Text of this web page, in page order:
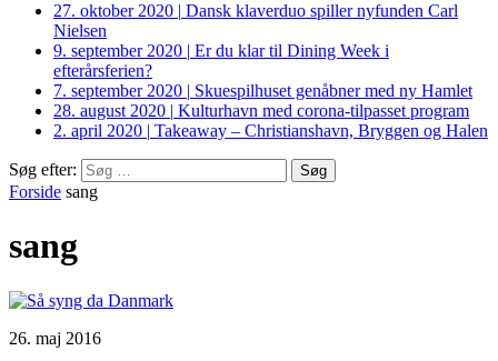
27. oktober 2020 | Dansk klaverduo spiller nyfunden Carl
Nielsen
9. september 2020 | Er du klar til Dining Week i
efterårsferien?
7. september 2020 | Skuespilhuset genåbner med ny Hamlet
28. august 2020 | Kulturhavn med corona-tilpasset program
2. april 2020 | Takeaway – Christianshavn, Bryggen og Halen
Søg efter:
Forside sang
sang
26. maj 2016